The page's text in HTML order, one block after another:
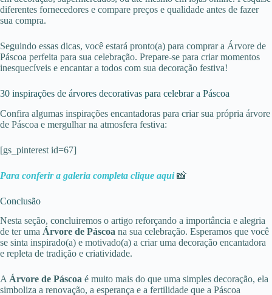
diferentes fornecedores e compare preços e qualidade antes de fazer
sua compra.
Seguindo essas dicas, você estará pronto(a) para comprar a Árvore de
Páscoa perfeita para sua celebração. Prepare-se para criar momentos
inesquecíveis e encantar a todos com sua decoração festiva!
30 inspirações de árvores decorativas para celebrar a Páscoa
Confira algumas inspirações encantadoras para criar sua própria árvore
de Páscoa e mergulhar na atmosfera festiva:
[gs_pinterest id=67]
Para conferir a galeria completa clique aqui📸
Conclusão
Nesta seção, concluiremos o artigo reforçando a importância e alegria
de ter uma Árvore de Páscoa na sua celebração. Esperamos que você
se sinta inspirado(a) e motivado(a) a criar uma decoração encantadora
e repleta de tradição e criatividade.
AÁrvore de Páscoa é muito mais do que uma simples decoração, ela
simboliza a renovação, a esperança e a fertilidade que a Páscoa